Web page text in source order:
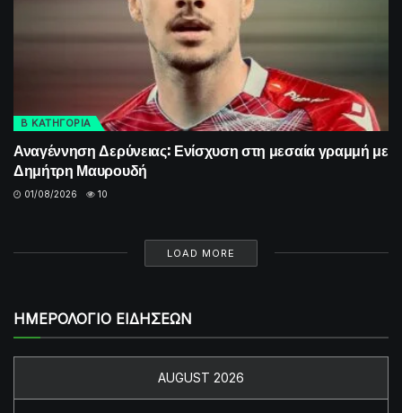
Β ΚΑΤΗΓΟΡΙΑ
Αναγέννηση Δερύνειας: Ενίσχυση στη μεσαία γραμμή με
Δημήτρη Μαυρουδή
01/08/2026 10
LOAD MORE
ΗΜΕΡΟΛΟΓΙΟ ΕΙΔΗΣΕΩΝ
AUGUST 2026